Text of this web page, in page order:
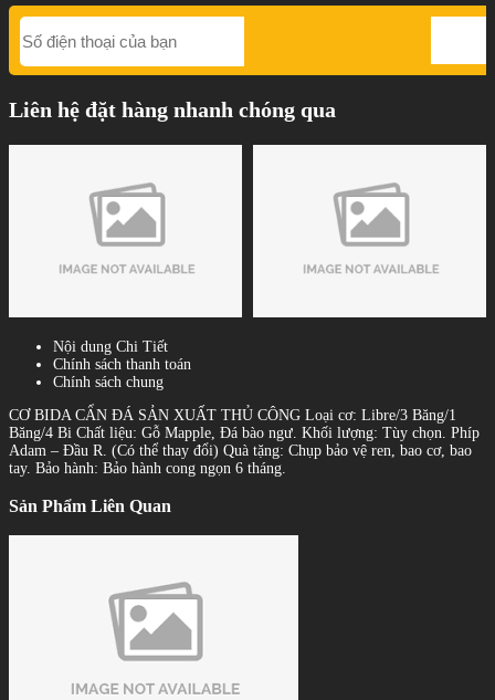
Liên hệ đặt hàng nhanh chóng qua
Nội dung Chi Tiết
Chính sách thanh toán
Chính sách chung
CƠ BIDA CẨN ĐÁ SẢN XUẤT THỦ CÔNG Loại cơ: Libre/3 Băng/1
Băng/4 Bi Chất liệu: Gỗ Mapple, Đá bào ngư. Khối lượng: Tùy chọn. Phíp
Adam – Đầu R. (Có thể thay đổi) Quà tặng: Chụp bảo vệ ren, bao cơ, bao
tay. Bảo hành: Bảo hành cong ngọn 6 tháng.
Sản Phẩm Liên Quan